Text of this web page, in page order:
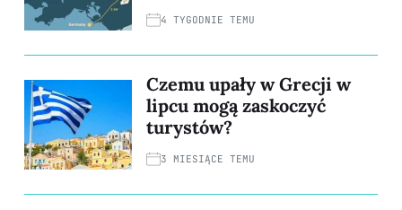
4 TYGODNIE TEMU
Czemu upały w Grecji w
lipcu mogą zaskoczyć
turystów?
3 MIESIĄCE TEMU